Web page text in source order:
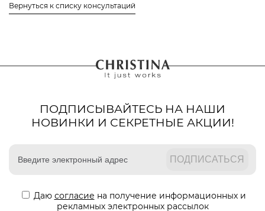
Вернуться к списку консультаций
ПОДПИСЫВАЙТЕСЬ НА НАШИ
НОВИНКИ И СЕКРЕТНЫЕ АКЦИИ!
Даю согласие на получение информационных и
рекламных электронных рассылок